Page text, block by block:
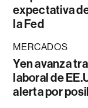
expectativa
la Fed
MERCADOS
Yen avanza
laboral de
alerta por